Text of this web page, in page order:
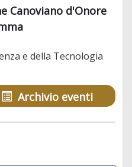
Canoviano d'Onore
e della Tecnologia
Archivio eventi